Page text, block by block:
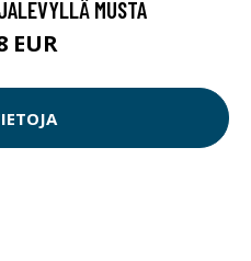
MUSTA
EUR